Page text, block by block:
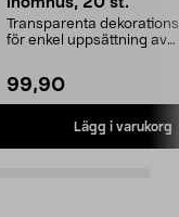
Transparenta
för enkel uppsättning av
99,90
Lägg i varukorg